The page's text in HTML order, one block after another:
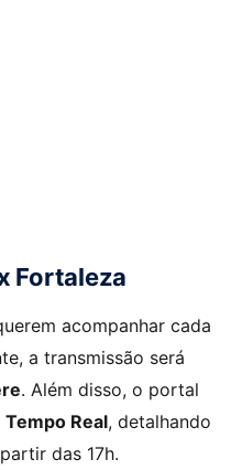
Fortaleza
acompanhar cada
a transmissão será
. Além disso, o portal
Tempo Real, detalhando
das 17h.